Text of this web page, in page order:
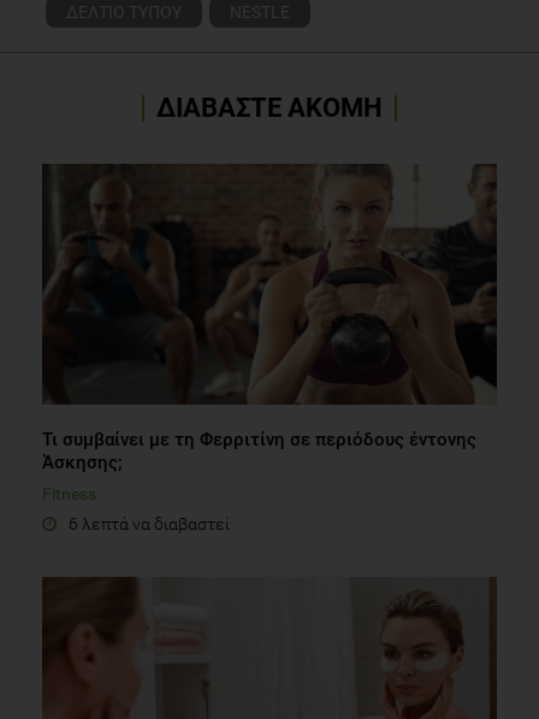
ΔΕΛΤΙΟ ΤΥΠΟΥ NESTLE
ΔΙΑΒΑΣΤΕ ΑΚΟΜΗ
Τι συμβαίνει με τη Φερριτίνη σε περιόδους έντονης
Άσκησης;
Fitness
6 λεπτά να διαβαστεί